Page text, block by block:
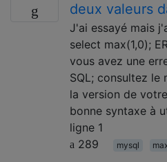
deux valeurs
J'ai essayé mais
select max(1,0);
vous avez une
SQL; consultez le
la version de
bonne syntaxe à
ligne 1
289
mysql